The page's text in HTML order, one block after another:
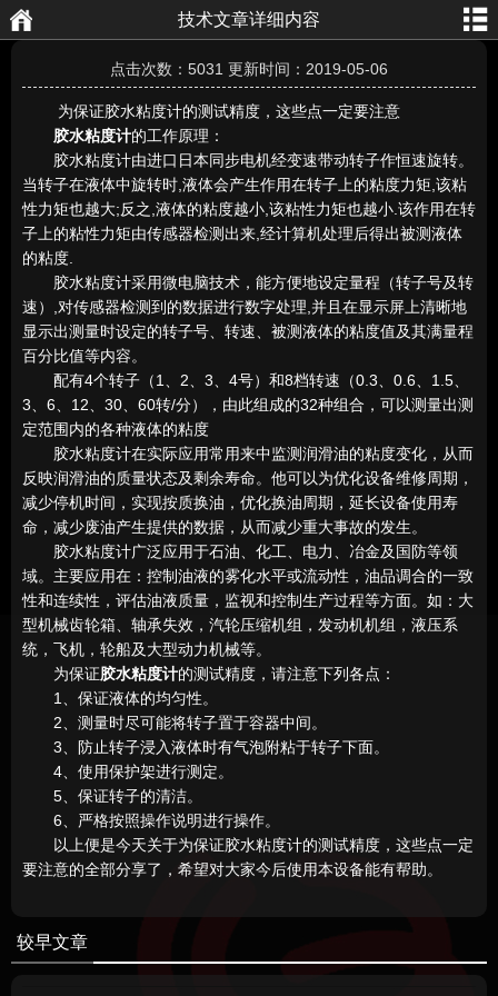
技术文章详细内容
点击次数：5031 更新时间：2019-05-06
为保证胶水粘度计的测试精度，这些点一定要注意
胶水粘度计的工作原理：
胶水粘度计由进口日本同步电机经变速带动转子作恒速旋转。
当转子在液体中旋转时,液体会产生作用在转子上的粘度力矩,该粘
性力矩也越大;反之,液体的粘度越小,该粘性力矩也越小.该作用在转
子上的粘性力矩由传感器检测出来,经计算机处理后得出被测液体
的粘度.
胶水粘度计采用微电脑技术，能方便地设定量程（转子号及转
速）,对传感器检测到的数据进行数字处理,并且在显示屏上清晰地
显示出测量时设定的转子号、转速、被测液体的粘度值及其满量程
百分比值等内容。
配有4个转子（1、2、3、4号）和8档转速（0.3、0.6、1.5、
3、6、12、30、60转/分），由此组成的32种组合，可以测量出测
定范围内的各种液体的粘度
胶水粘度计在实际应用常用来中监测润滑油的粘度变化，从而
反映润滑油的质量状态及剩余寿命。他可以为优化设备维修周期，
减少停机时间，实现按质换油，优化换油周期，延长设备使用寿
命，减少废油产生提供的数据，从而减少重大事故的发生。
胶水粘度计广泛应用于石油、化工、电力、冶金及国防等领
域。主要应用在：控制油液的雾化水平或流动性，油品调合的一致
性和连续性，评估油液质量，监视和控制生产过程等方面。如：大
型机械齿轮箱、轴承失效，汽轮压缩机组，发动机机组，液压系
统，飞机，轮船及大型动力机械等。
为保证胶水粘度计的测试精度，请注意下列各点：
1、保证液体的均匀性。
2、测量时尽可能将转子置于容器中间。
3、防止转子浸入液体时有气泡附粘于转子下面。
4、使用保护架进行测定。
5、保证转子的清洁。
6、严格按照操作说明进行操作。
以上便是今天关于为保证胶水粘度计的测试精度，这些点一定
要注意的全部分享了，希望对大家今后使用本设备能有帮助。
较早文章